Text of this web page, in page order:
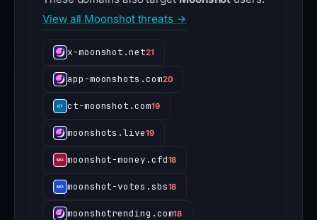
View all Moonshot threats →
x-moonshot.net21
app-moonshots.com20
ct-moonshot.com19
moonshots.live19
moonshot-money.cfd18
moonshot-votes.sbs18
moonshotrending.com18